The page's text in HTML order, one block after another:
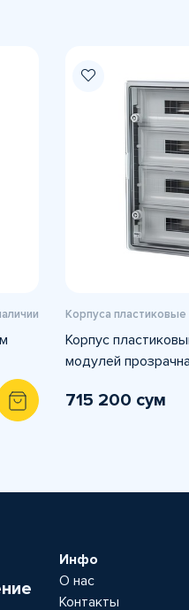
Корпуса пластиковые
Корпус
модулей
715 200 сум
Инфо
О нас
Контакты